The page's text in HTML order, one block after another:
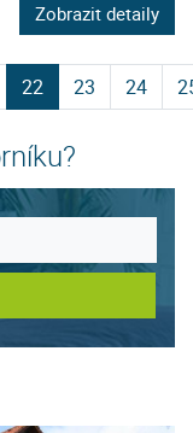
Zobrazit detaily
22 23 24